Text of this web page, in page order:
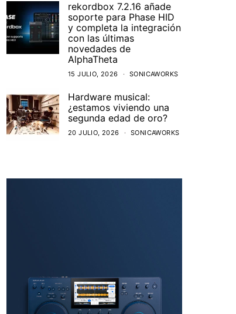
rekordbox 7.2.16 añade
soporte para Phase HID
y completa la integración
con las últimas
novedades de
AlphaTheta
15 JULIO, 2026 SONICAWORKS
Hardware musical:
¿estamos viviendo una
segunda edad de oro?
20 JULIO, 2026 SONICAWORKS